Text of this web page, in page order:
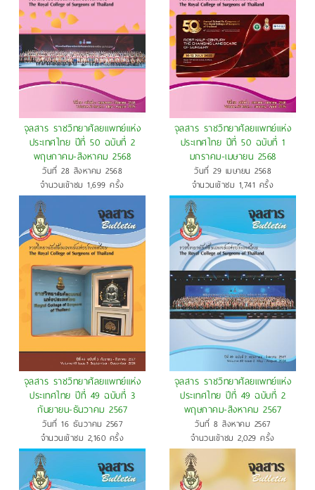
จุลสาร ราชวิทยาศัลยแพทย์แห่ง
ประเทศไทย ปีที่ 50 ฉบับที่ 2
พฤษภาคม-สิงหาคม 2568
วันที่ 28 สิงหาคม 2568
จำนวนเข้าชม 1,699 ครั้ง
จุลสาร ราชวิทยาศัลยแพทย์แห่ง
ประเทศไทย ปีที่ 50 ฉบับที่ 1
มกราคม-เมษายน 2568
วันที่ 29 เมษายน 2568
จำนวนเข้าชม 1,741 ครั้ง
จุลสาร ราชวิทยาศัลยแพทย์แห่ง
ประเทศไทย ปีที่ 49 ฉบับที่ 3
กันยายน-ธันวาคม 2567
วันที่ 16 ธันวาคม 2567
จำนวนเข้าชม 2,160 ครั้ง
จุลสาร ราชวิทยาศัลยแพทย์แห่ง
ประเทศไทย ปีที่ 49 ฉบับที่ 2
พฤษภาคม-สิงหาคม 2567
วันที่ 8 สิงหาคม 2567
จำนวนเข้าชม 2,029 ครั้ง